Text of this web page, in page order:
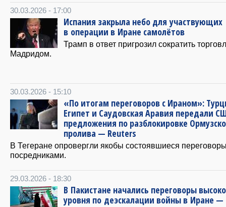
30.03.2026 - 17:00
Испания закрыла небо для участвующих
в операции в Иране самолётов
Трамп в ответ пригрозил сократить
Мадридом.
30.03.2026 - 15:10
«По итогам переговоров с Ираном»:
Египет и Саудовская Аравия передали
предложения по разблокировке
пролива — Reuters
В Тегеране опровергли якобы состоявшиеся
посредниками.
29.03.2026 - 18:30
В Пакистане начались переговоры
уровня по деэскалации войны в Иране —